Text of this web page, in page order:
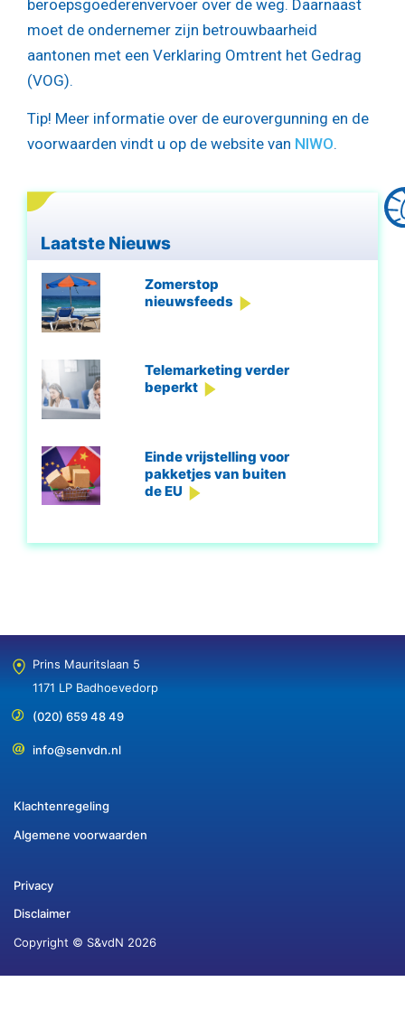
beroepsgoederenvervoer over de weg. Daarnaast
moet de ondernemer zijn betrouwbaarheid
aantonen met een Verklaring Omtrent het Gedrag
(VOG).
Tip! Meer informatie over de eurovergunning en de
voorwaarden vindt u op de website van NIWO.
Laatste Nieuws
Zomerstop
nieuwsfeeds
Telemarketing verder
beperkt
Einde vrijstelling voor
pakketjes van buiten
de EU
Prins Mauritslaan 5
1171 LP Badhoevedorp
(020) 659 48 49
info@senvdn.nl
Klachtenregeling
Algemene voorwaarden
Privacy
Disclaimer
Copyright © S&vdN 2026